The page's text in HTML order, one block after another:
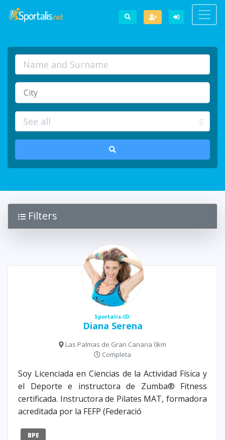
Filters
Sportalis-ID:
Diana Serena
Las Palmas de Gran Canaria 0km
Completa
Soy Licenciada en Ciencias de la Actividad Física y
el Deporte e instructora de Zumba® Fitness
certificada. Instructora de Pilates MAT, formadora
acreditada por la FEFP (Federació
BPE